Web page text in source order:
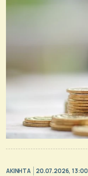
ΑΚΙΝΗΤΑ 20.07.2026, 13:00